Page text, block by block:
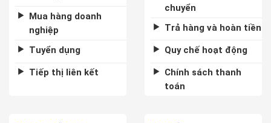
Mua hàng doanh
nghiệp
Tuyển dụng
Tiếp thị liên kết
chuyển
Trả hàng và hoàn tiền
Quy chế hoạt động
Chính sách thanh
toán